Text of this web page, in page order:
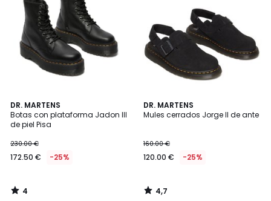
DR. MARTENS
Botas con plataforma Jadon III
de piel Pisa
230.00 €
172.50 € -25%
4
/
5
4
/
DR. MARTENS
Mules cerrados Jorge II de ante
160.00 €
120.00 € -25%
4,7
/ 5
4,7
/